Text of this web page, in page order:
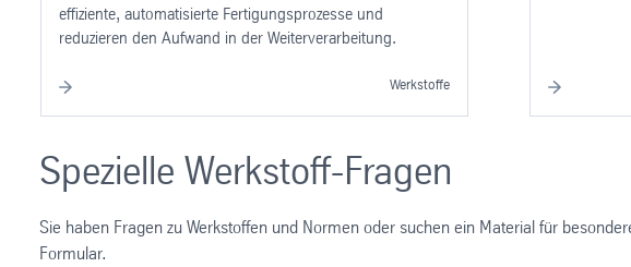
effiziente, automatisierte Fertigungsprozesse und
reduzieren den Aufwand in der Weiterverarbeitung.
Werkstoffe
Spezielle Werkstoff-Fragen
Sie haben Fragen zu Werkstoffen und Normen oder suchen ein Material für
Formular.